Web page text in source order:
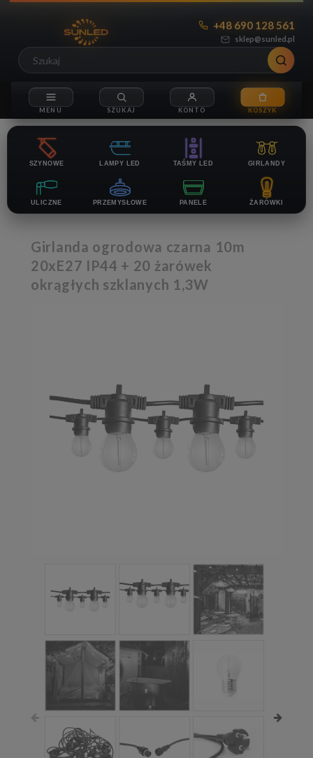
sklep@sunled.pl
+48 690 128 561
SZYNOWE LAMPY LED TAŚMY LED GIRLANDY
ULICZNE PRZEMYSŁOWE PANELE ŻARÓWKI
Girlanda ogrodowa czarna 10m
20xE27 IP44 + 20 żarówek
okrągłych szklanych 1,3W